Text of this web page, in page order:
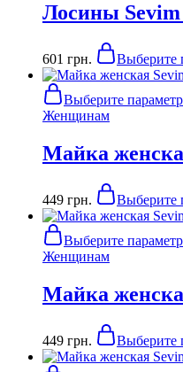
Лосины
601 грн. Выберите
Выберите
Женщинам
Майка
449 грн. Выберите
Выберите
Женщинам
Майка
449 грн. Выберите